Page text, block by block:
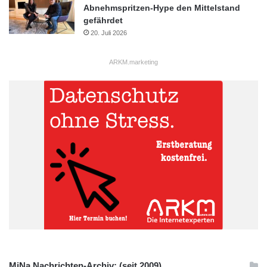
Abnehmspritzen-Hype den Mittelstand
gefährdet
20. Juli 2026
ARKM.marketing